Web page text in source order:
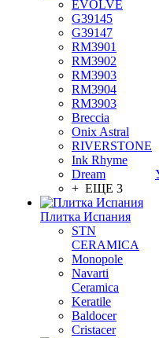
EVOLVE
G39145
G39147
RM3901
RM3902
RM3903
RM3904
RM3903
Breccia
Onix Astral
RIVERSTONE
Ink Rhyme
Dream
+ ЕЩЕ 3
Плитка Испания
STN
CERAMICA
Monopole
Navarti
Ceramica
Keratile
Baldocer
Cristacer